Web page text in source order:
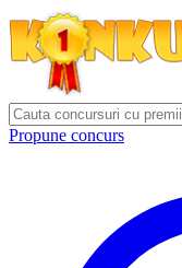
Propune concurs